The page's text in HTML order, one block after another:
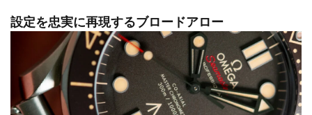
設定を忠実に再現するブロードアロー